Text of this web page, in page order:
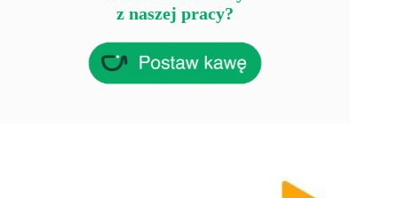
z naszej pracy?